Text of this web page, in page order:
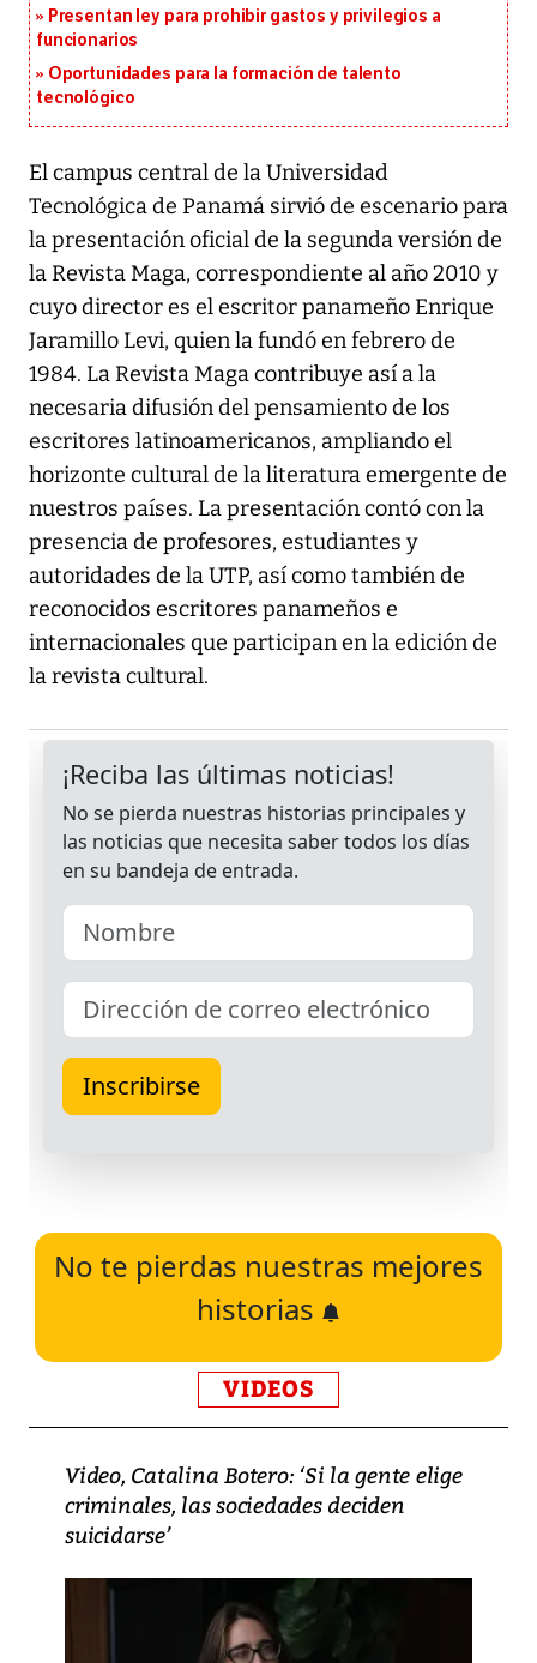
Presentan ley para prohibir gastos y privilegios a
funcionarios
Oportunidades para la formación de talento
tecnológico
El campus central de la Universidad
Tecnológica de Panamá sirvió de escenario para
la presentación oficial de la segunda versión de
la Revista Maga, correspondiente al año 2010 y
cuyo director es el escritor panameño Enrique
Jaramillo Levi, quien la fundó en febrero de
1984. La Revista Maga contribuye así a la
necesaria difusión del pensamiento de los
escritores latinoamericanos, ampliando el
horizonte cultural de la literatura emergente de
nuestros países. La presentación contó con la
presencia de profesores, estudiantes y
autoridades de la UTP, así como también de
reconocidos escritores panameños e
internacionales que participan en la edición de
la revista cultural.
No te pierdas nuestras mejores
historias
VIDEOS
Video, Catalina Botero: ‘Si la gente elige
criminales, las sociedades deciden
suicidarse’